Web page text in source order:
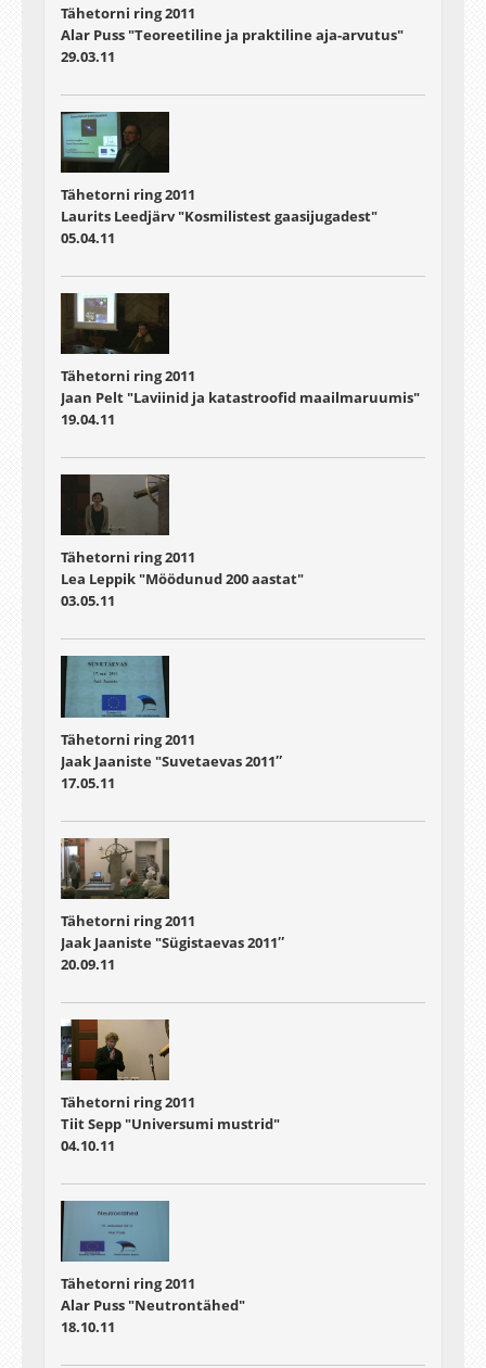
Tähetorni ring 2011
Alar Puss "Teoreetiline ja praktiline aja-arvutus"
29.03.11
Tähetorni ring 2011
Laurits Leedjärv "Kosmilistest gaasijugadest"
05.04.11
Tähetorni ring 2011
Jaan Pelt "Laviinid ja katastroofid maailmaruumis"
19.04.11
Tähetorni ring 2011
Lea Leppik "Möödunud 200 aastat"
03.05.11
Tähetorni ring 2011
Jaak Jaaniste "Suvetaevas 2011″
17.05.11
Tähetorni ring 2011
Jaak Jaaniste "Sügistaevas 2011″
20.09.11
Tähetorni ring 2011
Tiit Sepp "Universumi mustrid"
04.10.11
Tähetorni ring 2011
Alar Puss "Neutrontähed"
18.10.11